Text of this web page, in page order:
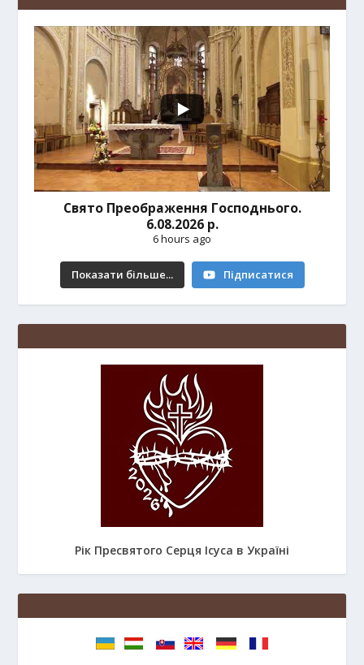
Свято Преображення Господнього.
6.08.2026 р.
6 hours ago
Показати більше... Підписатися
Рік Пресвятого Серця Ісуса в Україні